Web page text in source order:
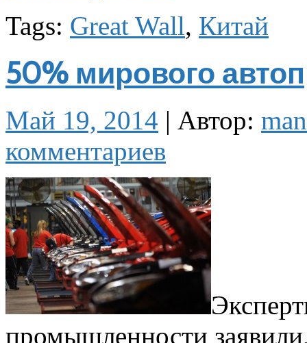
Tags: Great Wall, Китай
50% мирового
Май 19, 2014 | Автор: man
комментариев
промышленности